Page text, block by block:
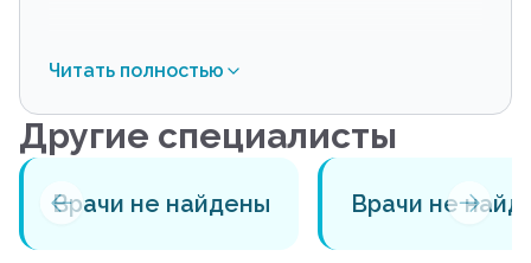
Читать полностью
Другие специалисты
Врачи не найдены Врачи не